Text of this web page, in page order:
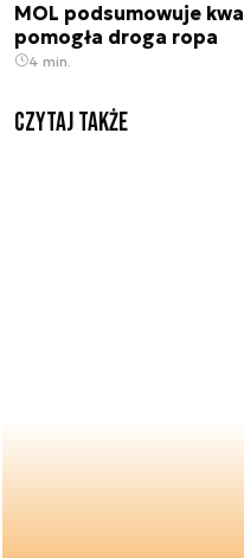
MOL podsumowuje
pomogła droga ropa
4 min.
Czytaj także